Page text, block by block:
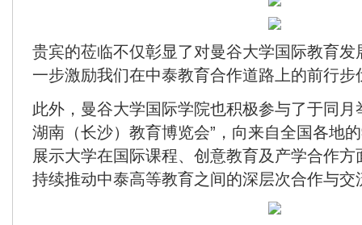
贵宾的莅临不仅彰显了对曼谷大学国际教育
一步激励我们在中泰教育合作道路上的前行步
此外，曼谷大学国际学院也积极参与了于同月
湖南（长沙）教育博览会”，向来自全国各地
展示大学在国际课程、创意教育及产学合作
持续推动中泰高等教育之间的深层次合作与交